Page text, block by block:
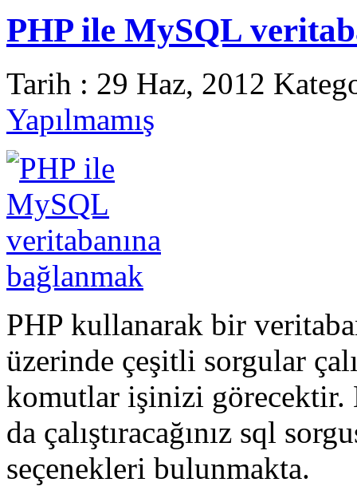
PHP ile MySQL
Tarih : 29 Haz, 2012
Yapılmamış
PHP kullanarak bir
üzerinde çeşitli sorgular
komutlar işinizi görecektir.
da çalıştıracağınız sql
seçenekleri bulunmakta.